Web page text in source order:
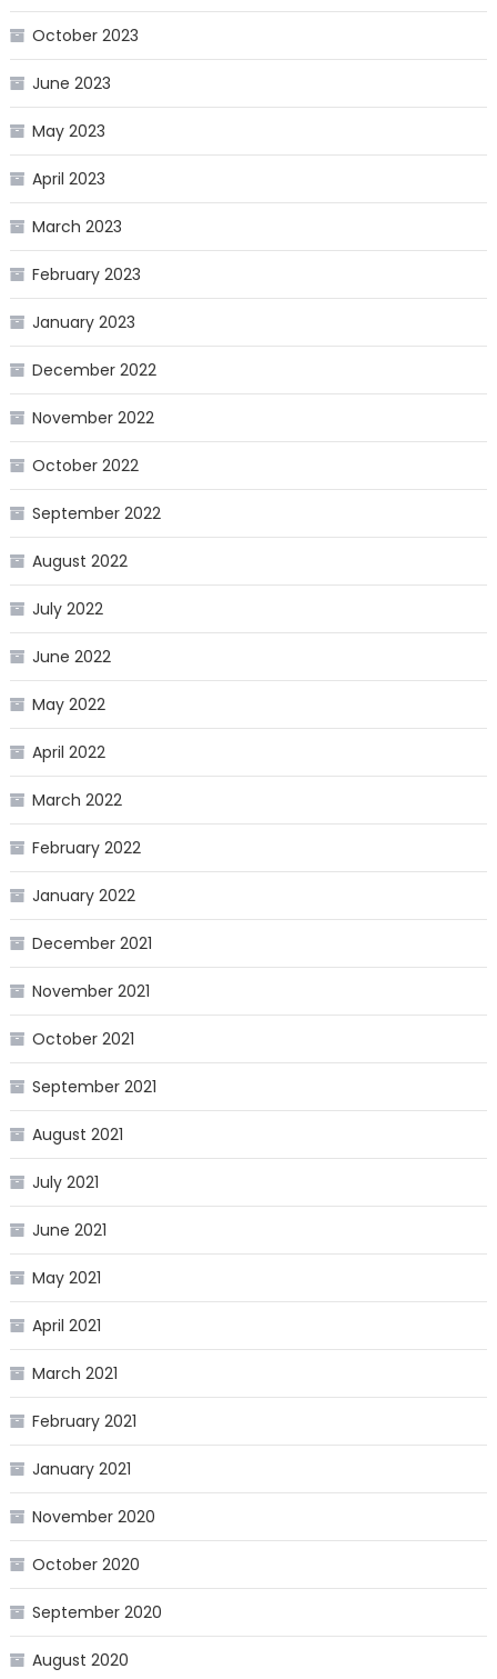
October 2023
June 2023
May 2023
April 2023
March 2023
February 2023
January 2023
December 2022
November 2022
October 2022
September 2022
August 2022
July 2022
June 2022
May 2022
April 2022
March 2022
February 2022
January 2022
December 2021
November 2021
October 2021
September 2021
August 2021
July 2021
June 2021
May 2021
April 2021
March 2021
February 2021
January 2021
November 2020
October 2020
September 2020
August 2020